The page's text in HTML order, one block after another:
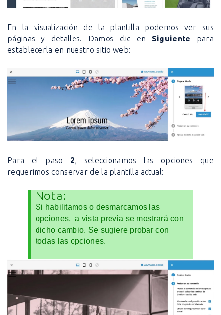
En la visualización de la plantilla podemos ver sus
páginas y detalles. Damos clic en Siguiente para
establecerla en nuestro sitio web:
Para el paso 2, seleccionamos las opciones que
requerimos conservar de la plantilla actual:
Nota:
Si habilitamos o desmarcamos las
opciones, la vista previa se mostrará con
dicho cambio. Se sugiere probar con
todas las opciones.